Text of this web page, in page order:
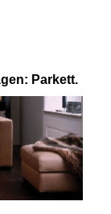
Parkett.